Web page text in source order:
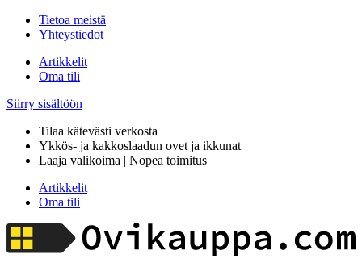
Tietoa meistä
Yhteystiedot
Artikkelit
Oma tili
Siirry sisältöön
Tilaa kätevästi verkosta
Ykkös- ja kakkoslaadun ovet ja ikkunat
Laaja valikoima | Nopea toimitus
Artikkelit
Oma tili